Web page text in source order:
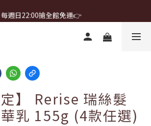
$499 起 ＋ 加 LINE 領 $300 折價券 ➤
每週日22:00搶全館免運👉
$499 起 ＋ 加 LINE 領 $300 折價券 ➤
定】 Rerise 瑞絲髮
乳 155g (4款任選)